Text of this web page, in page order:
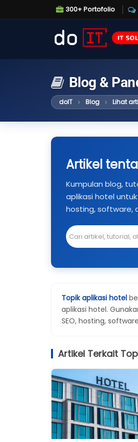
300+ Portofolio
Blog &
doIT Blog Lihat
Artikel
Kumpulan blog,
aplikasi hotel
hosting, software,
Topik aplikasi hotel
aplikasi hotel.
SEO, hosting,
Artikel Terkait